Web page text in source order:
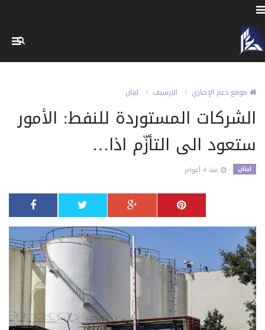
موقع دعم الإخباري الارشيف لبنان
الشركات المستوردة للنفط: الأمور
ستعود الى التأزّم اذا…
لبنان منذ 4 أعوام